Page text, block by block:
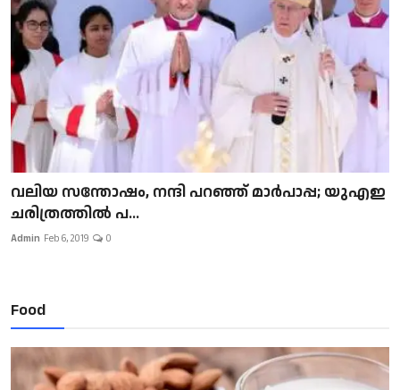
വലിയ സന്തോഷം, നന്ദി പറഞ്ഞ് മാർപാപ്പ; യുഎഇ
ചരിത്രത്തിൽ പ...
Admin Feb 6, 2019 0
Food